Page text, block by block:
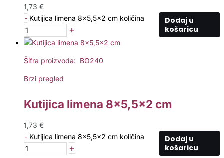
1,73 €
- Kutijica limena 8x5,5x2 cm količina
+
Dodaj u
košaricu
Šifra proizvoda: BO240
Brzi pregled
Kutijica limena 8×5,5×2 cm
1,73 €
- Kutijica limena 8x5,5x2 cm količina
+
Dodaj u
košaricu